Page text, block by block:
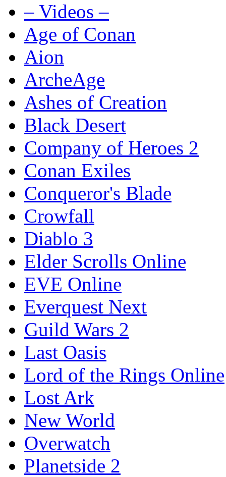
– Videos –
Age of Conan
Aion
ArcheAge
Ashes of Creation
Black Desert
Company of Heroes 2
Conan Exiles
Conqueror's Blade
Crowfall
Diablo 3
Elder Scrolls Online
EVE Online
Everquest Next
Guild Wars 2
Last Oasis
Lord of the Rings Online
Lost Ark
New World
Overwatch
Planetside 2